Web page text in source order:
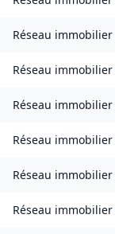
Réseau immobilier
Réseau immobilier
Réseau immobilier
Réseau immobilier
Réseau immobilier
Réseau immobilier